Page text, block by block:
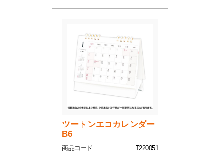
ツートンエコカレンダー
B6
商品コード
T220051